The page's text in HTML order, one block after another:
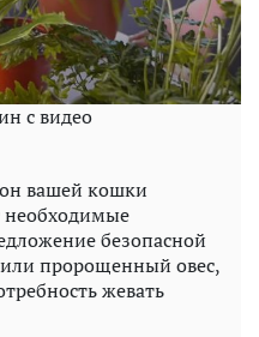
с видео
вашей кошки
необходимые
безопасной
пророщенный овес,
жевать